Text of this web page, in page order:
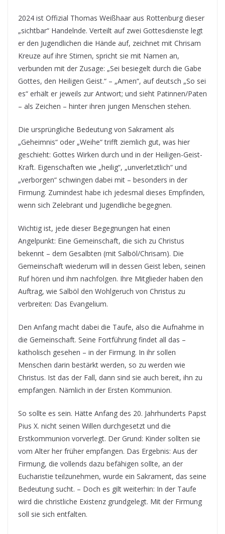
2024 ist Offizial Thomas Weißhaar aus Rottenburg dieser
„sichtbar“ Handelnde. Verteilt auf zwei Gottesdienste legt
er den Jugendlichen die Hände auf, zeichnet mit Chrisam
Kreuze auf ihre Stirnen, spricht sie mit Namen an,
verbunden mit der Zusage: „Sei besiegelt durch die Gabe
Gottes, den Heiligen Geist.“ – „Amen“, auf deutsch „So sei
es“ erhält er jeweils zur Antwort; und sieht Patinnen/Paten
– als Zeichen – hinter ihren jungen Menschen stehen.
Die ursprüngliche Bedeutung von Sakrament als
„Geheimnis“ oder „Weihe“ trifft ziemlich gut, was hier
geschieht: Gottes Wirken durch und in der Heiligen-Geist-
Kraft. Eigenschaften wie „heilig“, „unverletztlich“ und
„verborgen“ schwingen dabei mit – besonders in der
Firmung. Zumindest habe ich jedesmal dieses Empfinden,
wenn sich Zelebrant und Jugendliche begegnen.
Wichtig ist, jede dieser Begegnungen hat einen
Angelpunkt: Eine Gemeinschaft, die sich zu Christus
bekennt – dem Gesalbten (mit Salböl/Chrisam). Die
Gemeinschaft wiederum will in dessen Geist leben, seinen
Ruf hören und ihm nachfolgen. Ihre Mitglieder haben den
Auftrag, wie Salböl den Wohlgeruch von Christus zu
verbreiten: Das Evangelium.
Den Anfang macht dabei die Taufe, also die Aufnahme in
die Gemeinschaft. Seine Fortführung findet all das –
katholisch gesehen – in der Firmung. In ihr sollen
Menschen darin bestärkt werden, so zu werden wie
Christus. Ist das der Fall, dann sind sie auch bereit, ihn zu
empfangen. Nämlich in der Ersten Kommunion.
So sollte es sein. Hätte Anfang des 20. Jahrhunderts Papst
Pius X. nicht seinen Willen durchgesetzt und die
Erstkommunion vorverlegt. Der Grund: Kinder sollten sie
vom Alter her früher empfangen. Das Ergebnis: Aus der
Firmung, die vollends dazu befähigen sollte, an der
Eucharistie teilzunehmen, wurde ein Sakrament, das seine
Bedeutung sucht. – Doch es gilt weiterhin: In der Taufe
wird die christliche Existenz grundgelegt. Mit der Firmung
soll sie sich entfalten.